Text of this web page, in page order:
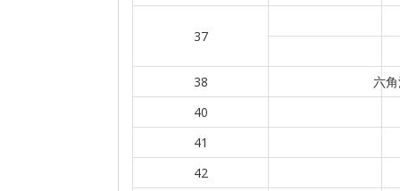
37
38
六
40
41
42